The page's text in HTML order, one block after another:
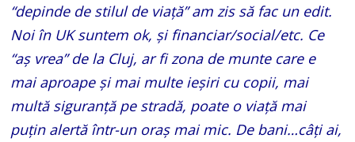
“depinde de stilul de viață” am zis să fac un edit.
Noi în UK suntem ok, și financiar/social/etc. Ce
“aș vrea” de la Cluj, ar fi zona de munte care e
mai aproape și mai multe ieșiri cu copii, mai
multă siguranță pe stradă, poate o viață mai
puțin alertă într-un oraș mai mic. De bani…câți ai,